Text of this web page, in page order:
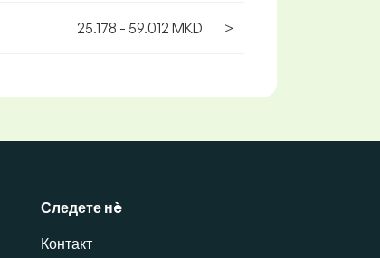
25.178 - 59.012 MKD >
Следете нè
Контакт